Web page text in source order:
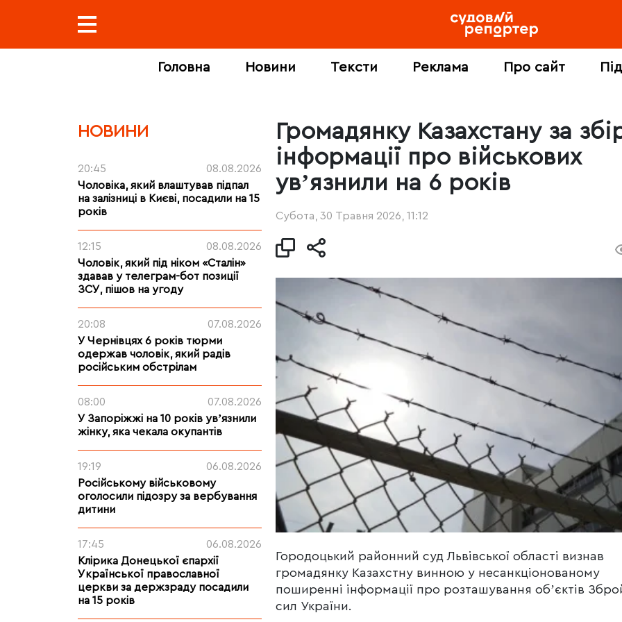
Головна Новини Тексти Реклама Про сайт
НОВИНИ
20:45
08.08.2026
Чоловіка, який влаштував підпал
на залізниці в Києві, посадили на 15
років
12:15
08.08.2026
Чоловік, який під ніком «Сталін»
здавав у телеграм-бот позиції
ЗСУ, пішов на угоду
20:08
07.08.2026
У Чернівцях 6 років тюрми
одержав чоловік, який радів
російським обстрілам
08:00
07.08.2026
У Запоріжжі на 10 років увʼязнили
жінку, яка чекала окупантів
19:19
06.08.2026
Російському військовому
оголосили підозру за вербування
дитини
17:45
06.08.2026
Клірика Донецької єпархії
Української православної
церкви за держзраду посадили
на 15 років
Громадянку Казахстану за
інформації про військових
увʼязнили на 6 років
Субота, 30 Травня 2026, 11:12
Городоцький районний суд Львівської області визнав
громадянку Казахстну винною у несанкціонованому
поширенні інформації про розташування обʼєктів
сил України.